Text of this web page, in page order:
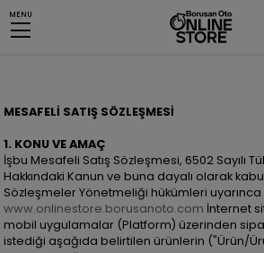
MENU
MESAFELİ SATIŞ SÖZLEŞMESİ
1. KONU VE AMAÇ
İşbu Mesafeli Satış Sözleşmesi, 6502 Sayılı
Hakkındaki Kanun ve buna dayalı olarak
Sözleşmeler Yönetmeliği hükümleri uyarınca
www.onlinestore.borusanoto.com İnternet
mobil uygulamalar (Platform) üzerinden
istediği aşağıda belirtilen ürünlerin ("Ürün/